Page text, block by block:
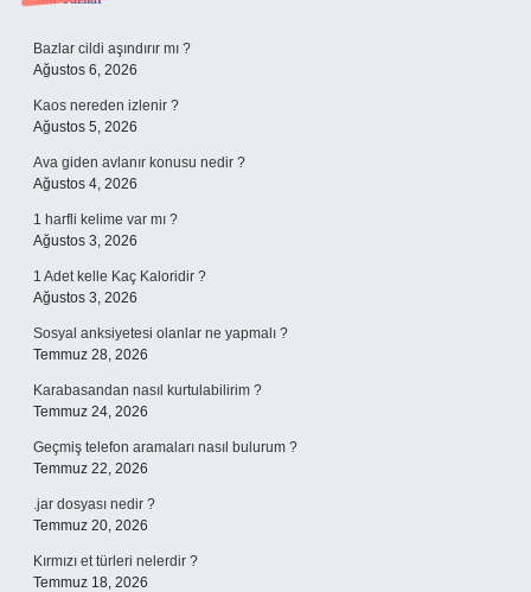
Sidebar
Bazlar cildi aşındırır mı ?
Ağustos 6, 2026
Kaos nereden izlenir ?
Ağustos 5, 2026
Ava giden avlanır konusu nedir ?
Ağustos 4, 2026
1 harfli kelime var mı ?
Ağustos 3, 2026
1 Adet kelle Kaç Kaloridir ?
Ağustos 3, 2026
Sosyal anksiyetesi olanlar ne yapmalı ?
Temmuz 28, 2026
Karabasandan nasıl kurtulabilirim ?
Temmuz 24, 2026
Geçmiş telefon aramaları nasıl bulurum ?
Temmuz 22, 2026
.jar dosyası nedir ?
Temmuz 20, 2026
Kırmızı et türleri nelerdir ?
Temmuz 18, 2026